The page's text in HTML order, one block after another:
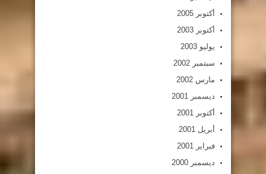
أكتوبر 2005
أكتوبر 2003
يوليو 2003
سبتمبر 2002
مارس 2002
ديسمبر 2001
أكتوبر 2001
أبريل 2001
فبراير 2001
ديسمبر 2000